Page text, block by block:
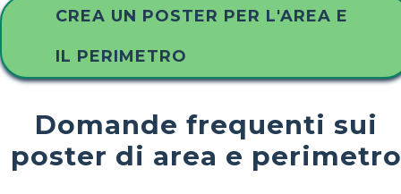
CREA UN POSTER PER L'AREA E
IL PERIMETRO
Domande frequenti sui
poster di area e perimetro